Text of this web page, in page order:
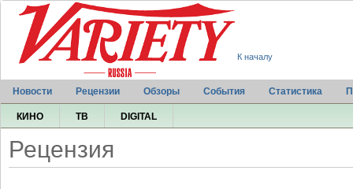
К началу
Новости Рецензии Обзоры События Статистика
КИНО ТВ DIGITAL
Рецензия